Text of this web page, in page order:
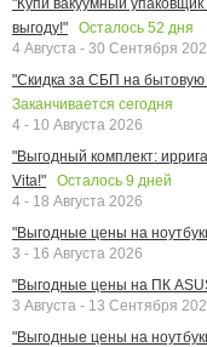
выгоду!"
Осталось 52 дня
4 Августа - 30 Сентября
"Скидка за СБП на бытовую
Заканчивается сегодня
4 - 10 Августа 2026
"Выгодный комплект:
Vita!"
Осталось 9 дней
4 - 18 Августа 2026
"Выгодные цены на
3 - 16 Августа 2026
"Выгодные цены на ПК
3 Августа - 13 Сентября
"Выгодные цены на